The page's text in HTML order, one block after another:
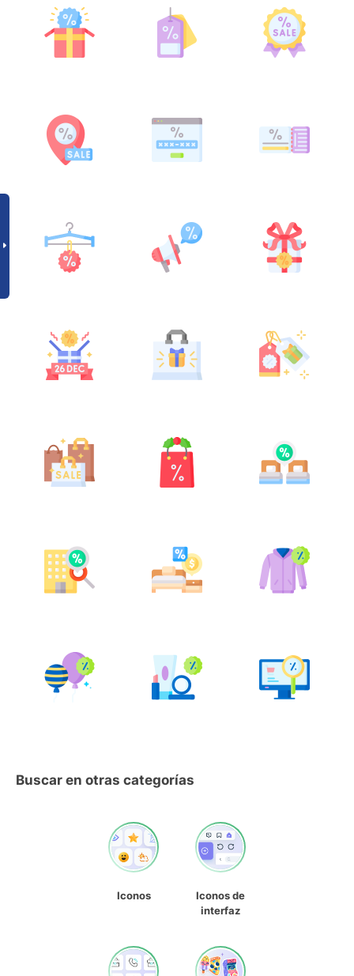
Buscar en otras categorías
Iconos
Iconos de
interfaz